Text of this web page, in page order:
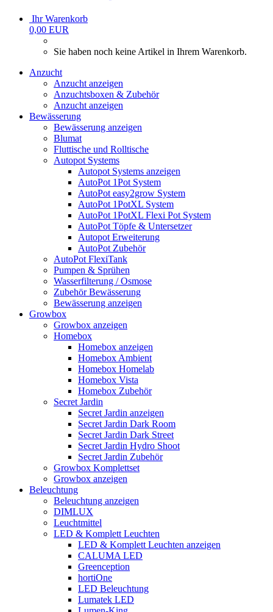
Ihr Warenkorb
0,00 EUR
Sie haben noch keine Artikel in Ihrem Warenkorb.
Anzucht
Anzucht anzeigen
Anzuchtsboxen & Zubehör
Anzucht anzeigen
Bewässerung
Bewässerung anzeigen
Blumat
Fluttische und Rolltische
Autopot Systems
Autopot Systems anzeigen
AutoPot 1Pot System
AutoPot easy2grow System
AutoPot 1PotXL System
AutoPot 1PotXL Flexi Pot System
AutoPot Töpfe & Untersetzer
Autopot Erweiterung
AutoPot Zubehör
AutoPot FlexiTank
Pumpen & Sprühen
Wasserfilterung / Osmose
Zubehör Bewässerung
Bewässerung anzeigen
Growbox
Growbox anzeigen
Homebox
Homebox anzeigen
Homebox Ambient
Homebox Homelab
Homebox Vista
Homebox Zubehör
Secret Jardin
Secret Jardin anzeigen
Secret Jardin Dark Room
Secret Jardin Dark Street
Secret Jardin Hydro Shoot
Secret Jardin Zubehör
Growbox Komplettset
Growbox anzeigen
Beleuchtung
Beleuchtung anzeigen
DIMLUX
Leuchtmittel
LED & Komplett Leuchten
LED & Komplett Leuchten anzeigen
CALUMA LED
Greenception
hortiOne
LED Beleuchtung
Lumatek LED